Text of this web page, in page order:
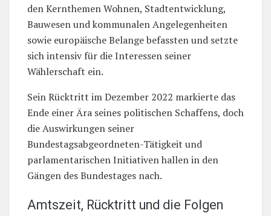
den Kernthemen Wohnen, Stadtentwicklung,
Bauwesen und kommunalen Angelegenheiten
sowie europäische Belange befassten und setzte
sich intensiv für die Interessen seiner
Wählerschaft ein.
Sein Rücktritt im Dezember 2022 markierte das
Ende einer Ära seines politischen Schaffens, doch
die Auswirkungen seiner
Bundestagsabgeordneten-Tätigkeit und
parlamentarischen Initiativen hallen in den
Gängen des Bundestages nach.
Amtszeit, Rücktritt und die Folgen